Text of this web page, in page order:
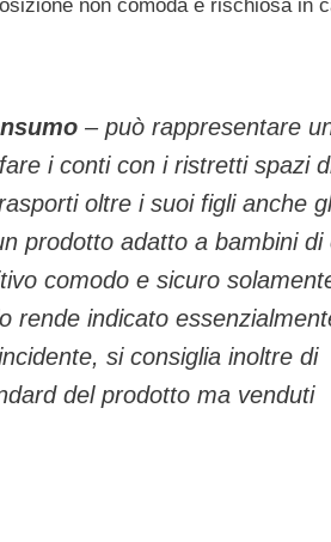
non comoda e rischiosa in
– può rappresentare
i conti con i ristretti spazi
oltre i suoi figli anche
prodotto adatto a bambini di
comodo e sicuro
rende indicato
si consiglia inoltre di
del prodotto ma venduti